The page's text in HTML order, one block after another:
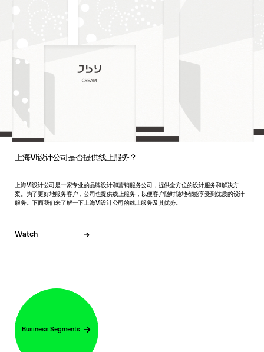
上海VI设计公司是否提供线上服务？
上海VI设计公司是一家专业的品牌设计和营销服务公司，提供全方位的设计服务和解决方
案。为了更好地服务客户，公司也提供线上服务，以便客户随时随地都能享受到优质的设计
服务。下面我们来了解一下上海VI设计公司的线上服务及其优势。
Watch
Business Segments